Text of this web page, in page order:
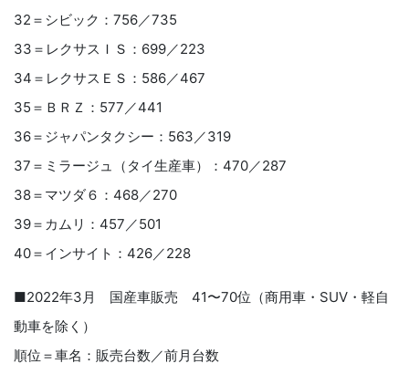
32＝シビック：756／735
33＝レクサスＩＳ：699／223
34＝レクサスＥＳ：586／467
35＝ＢＲＺ：577／441
36＝ジャパンタクシー：563／319
37＝ミラージュ（タイ生産車）：470／287
38＝マツダ６：468／270
39＝カムリ：457／501
40＝インサイト：426／228
■2022年3月 国産車販売 41〜70位（商用車・SUV・軽自
動車を除く）
順位＝車名：販売台数／前月台数